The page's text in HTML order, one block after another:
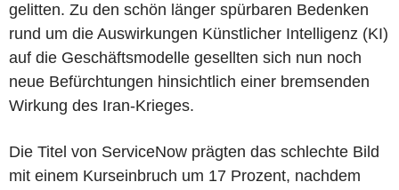
gelitten. Zu den schön länger spürbaren Bedenken
rund um die Auswirkungen Künstlicher Intelligenz (KI)
auf die Geschäftsmodelle gesellten sich nun noch
neue Befürchtungen hinsichtlich einer bremsenden
Wirkung des Iran-Krieges.
Die Titel von ServiceNow prägten das schlechte Bild
mit einem Kurseinbruch um 17 Prozent, nachdem